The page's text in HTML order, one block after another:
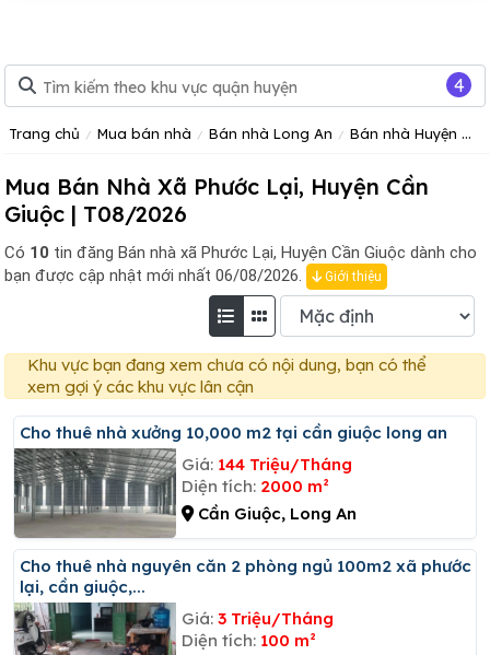
Trang chủ Mua bán nhà Bán nhà Long An Bán nhà Huyện Cần Giuộc
Mua Bán Nhà Xã Phước Lại, Huyện Cần
Giuộc | T08/2026
Có 10 tin đăng Bán nhà xã Phước Lại, Huyện Cần Giuộc dành cho
bạn được cập nhật mới nhất 06/08/2026.
Giới thiệu
Khu vực bạn đang xem chưa có nội dung, bạn có thể
xem gợi ý các khu vực lân cận
Cho thuê nhà xưởng 10,000 m2 tại cần giuộc long an
Giá: 144 Triệu/Tháng
Diện tích: 2000 m²
Cần Giuộc, Long An
Cho thuê nhà nguyên căn 2 phòng ngủ 100m2 xã phước
lại, cần giuộc,...
Giá: 3 Triệu/Tháng
Diện tích: 100 m²
4